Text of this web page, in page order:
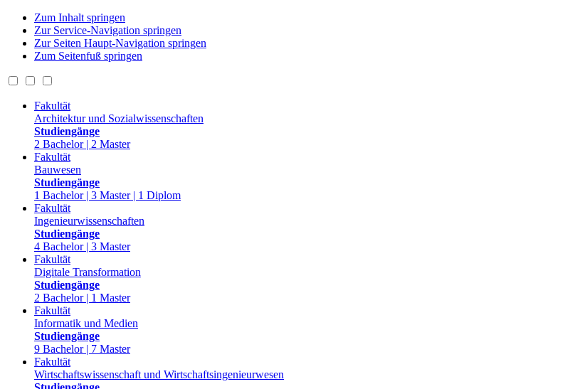
Zum Inhalt springen
Zur Service-Navigation springen
Zur Seiten Haupt-Navigation springen
Zum Seitenfuß springen
Fakultät
Architektur und Sozialwissenschaften
Studiengänge
2 Bachelor | 2 Master
Fakultät
Bauwesen
Studiengänge
1 Bachelor | 3 Master | 1 Diplom
Fakultät
Ingenieurwissenschaften
Studiengänge
4 Bachelor | 3 Master
Fakultät
Digitale Transformation
Studiengänge
2 Bachelor | 1 Master
Fakultät
Informatik und Medien
Studiengänge
9 Bachelor | 7 Master
Fakultät
Wirtschaftswissenschaft und Wirtschaftsingenieurwesen